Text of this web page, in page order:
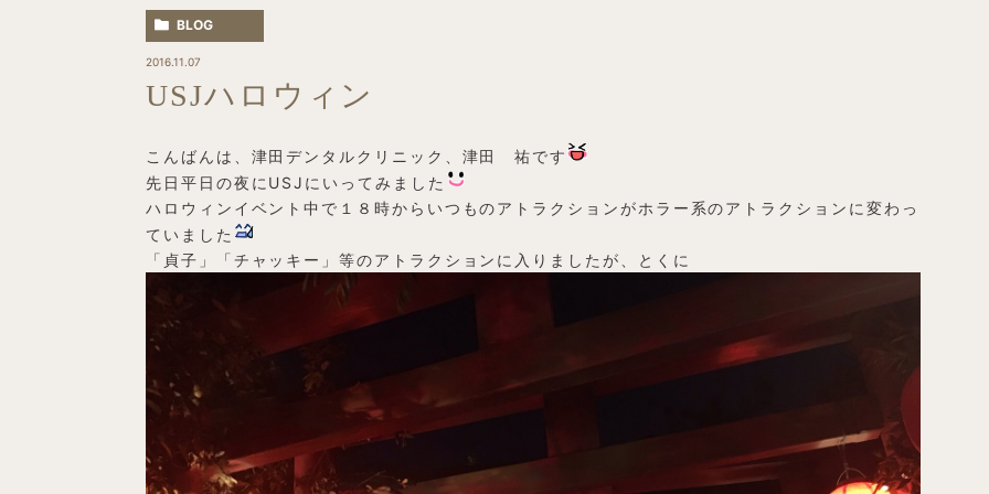
BLOG
2016.11.07
USJハロウィン
こんばんは、津田デンタルクリニック、津田 祐です
先日平日の夜にUSJにいってみました
ハロウィンイベント中で１８時からいつものアトラクションがホラー系のアトラクションに変わっ
ていました
「貞子」「チャッキー」等のアトラクションに入りましたが、とくに